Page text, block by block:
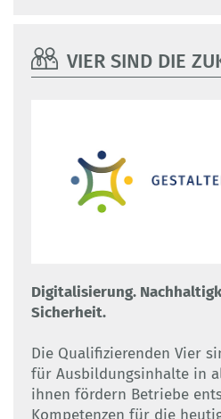
VIER SIND DIE
Digitalisierung.
Sicherheit.
Die Qualifizierenden Vier
für Ausbildungsinhalte in
ihnen fördern Betriebe
Kompetenzen für die